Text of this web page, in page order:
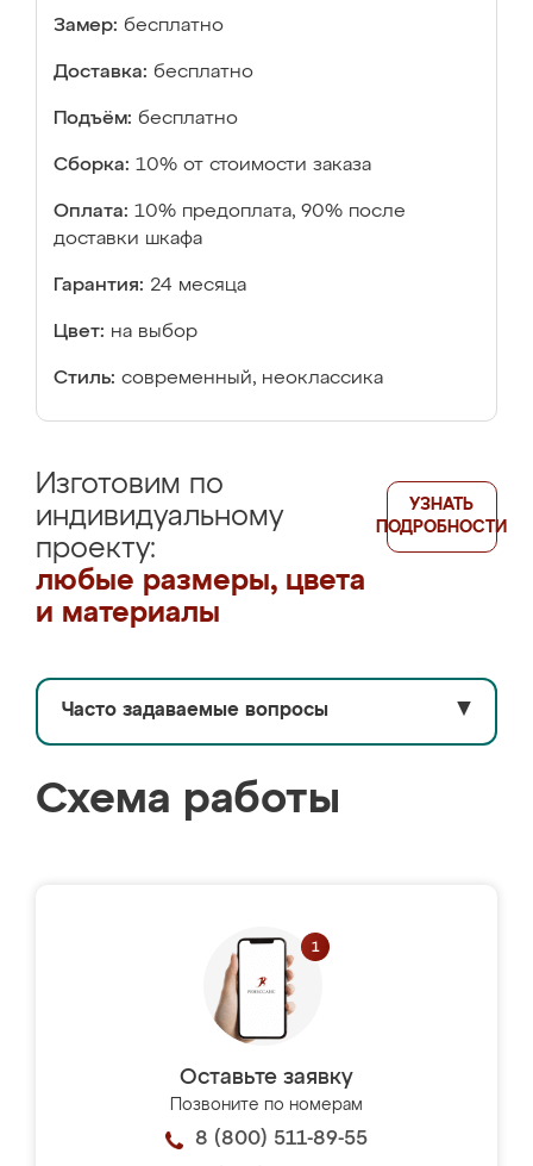
Замер: бесплатно
Доставка: бесплатно
Подъём: бесплатно
Сборка: 10% от стоимости заказа
Оплата: 10% предоплата, 90% после
доставки шкафа
Гарантия: 24 месяца
Цвет: на выбор
Стиль: современный, неоклассика
Изготовим по
индивидуальному
проекту:
любые размеры, цвета
и материалы
УЗНАТЬ
ПОДРОБНОСТИ
Часто задаваемые вопросы ▼
Схема работы
Оставьте заявку
Позвоните по номерам
8 (800) 511-89-55